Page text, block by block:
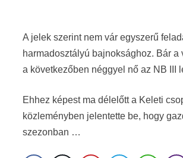
A jelek szerint nem vár egyszerű
harmadosztályú bajnoksághoz. Bár
a következőben néggyel nő az NB III
Ehhez képest ma délelőtt a Keleti
közleményben jelentette be, hogy
szezonban …